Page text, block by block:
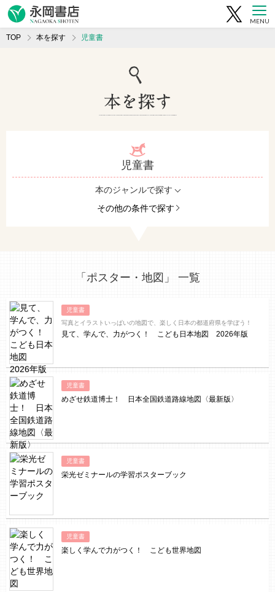
MENU
TOP 本を探す 児童書
児童書
本のジャンルで探す
その他の条件で探す
「ポスター・地図」 一覧
児童書
写真とイラストいっぱいの地図で、楽しく日本の都道府県を学ぼう！
見て、学んで、力がつく！ こども日本地図 2026年版
児童書
めざせ鉄道博士！ 日本全国鉄道路線地図〈最新版〉
児童書
栄光ゼミナールの学習ポスターブック
児童書
楽しく学んで力がつく！ こども世界地図